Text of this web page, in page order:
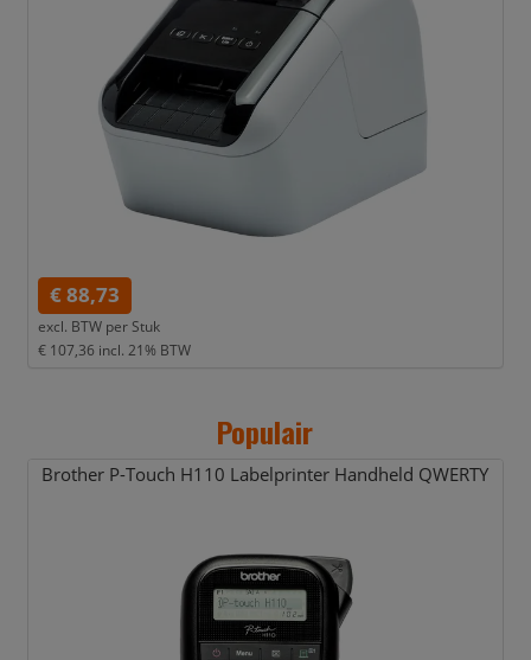
€ 88,73
excl. BTW per Stuk
€ 107,36 incl. 21% BTW
Populair
Brother P-Touch H110 Labelprinter Handheld QWERTY